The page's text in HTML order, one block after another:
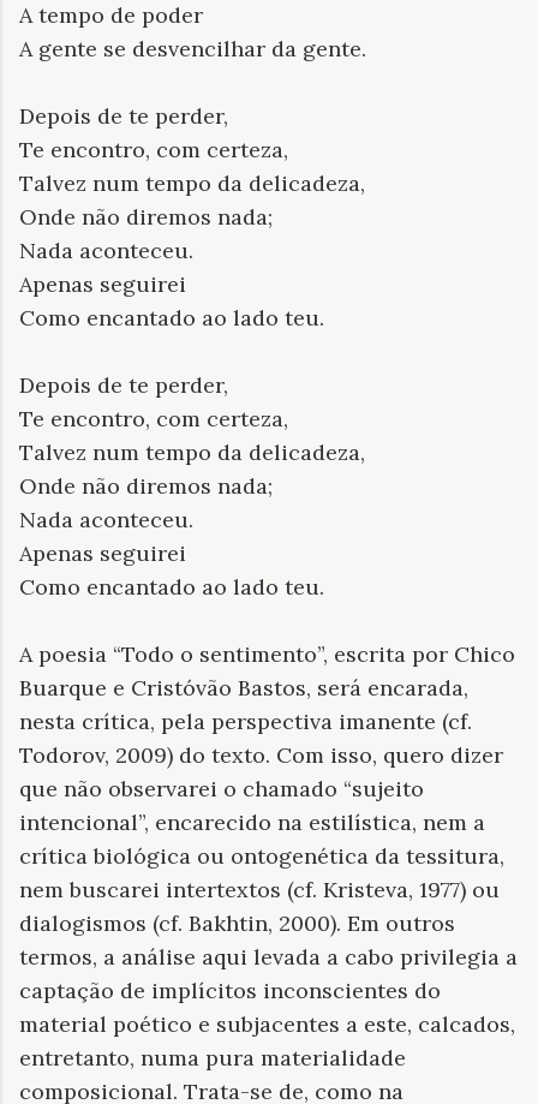
A tempo de poder
A gente se desvencilhar da gente.
Depois de te perder,
Te encontro, com certeza,
Talvez num tempo da delicadeza,
Onde não diremos nada;
Nada aconteceu.
Apenas seguirei
Como encantado ao lado teu.
Depois de te perder,
Te encontro, com certeza,
Talvez num tempo da delicadeza,
Onde não diremos nada;
Nada aconteceu.
Apenas seguirei
Como encantado ao lado teu.
A poesia “Todo o sentimento”, escrita por Chico
Buarque e Cristóvão Bastos, será encarada,
nesta crítica, pela perspectiva imanente (cf.
Todorov, 2009) do texto. Com isso, quero dizer
que não observarei o chamado “sujeito
intencional”, encarecido na estilística, nem a
crítica biológica ou ontogenética da tessitura,
nem buscarei intertextos (cf. Kristeva, 1977) ou
dialogismos (cf. Bakhtin, 2000). Em outros
termos, a análise aqui levada a cabo privilegia a
captação de implícitos inconscientes do
material poético e subjacentes a este, calcados,
entretanto, numa pura materialidade
composicional. Trata-se de, como na